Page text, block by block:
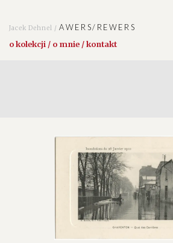
Jacek Dehnel /AWERS/REWERS
o kolekcji / o mnie / kontakt